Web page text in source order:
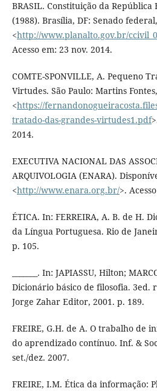
BRASIL. Constituição da
(1988). Brasília, DF: Senado
<http://www.planalto.gov.br/
Acesso em: 23 nov. 2014.
COMTE-SPONVILLE, A. Pequeno
Virtudes. São Paulo: Martins
<https://
tratado-das-grandes-virtudes1.pdf
2014.
EXECUTIVA NACIONAL DAS
ARQUIVOLOGIA (ENARA).
<http://www.enara.org.br/>.
ÉTICA. In: FERREIRA, A. B. de H.
da Língua Portuguesa. Rio de
p. 105.
_______. In: JAPIASSU, Hilton;
Dicionário básico de filosofia. 3ed.
Jorge Zahar Editor, 2001. p. 189.
FREIRE, G.H. de A. O trabalho de
do aprendizado contínuo. Inf. &
set./dez. 2007.
FREIRE, I.M. Ética da informação: